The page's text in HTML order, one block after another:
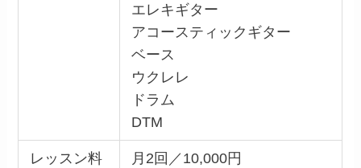
エレキギター
アコースティックギター
ベース
ウクレレ
ドラム
DTM
レッスン料
月2回／10,000円